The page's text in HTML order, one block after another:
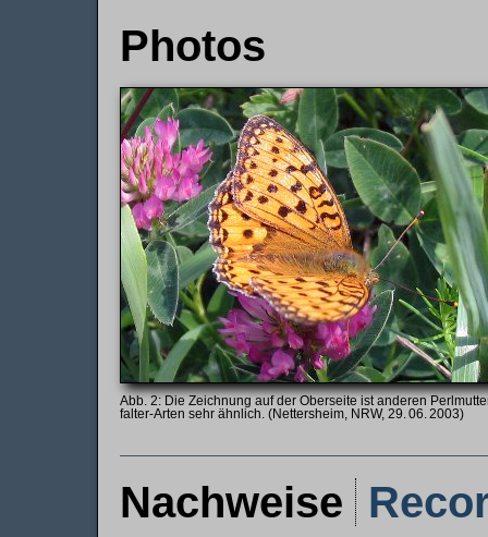
Photos
Die Zeichnung auf der Oberseite ist anderen
falter-Arten sehr ähnlich. (Nettersheim, NRW, 29. 06. 2003)
Nachweise